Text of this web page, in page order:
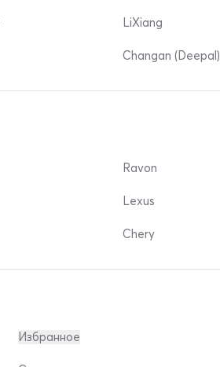
LiXiang
Changan (Deepal)
Ravon
Lexus
Chery
Избранное